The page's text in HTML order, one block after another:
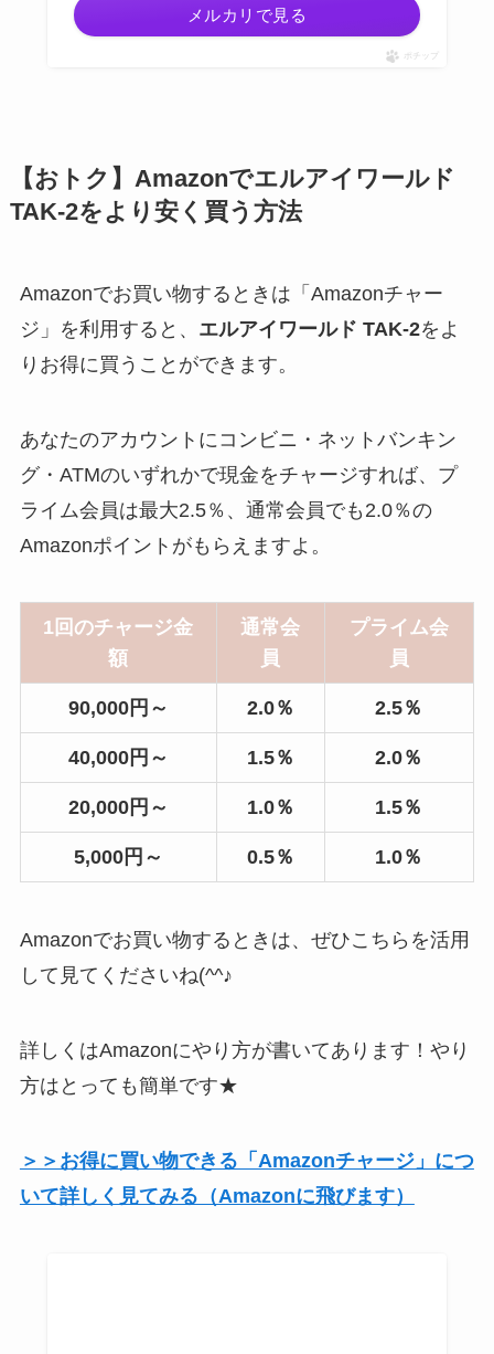
メルカリで見る
ポチップ
【おトク】Amazonでエルアイワールド
TAK-2をより安く買う方法
Amazonでお買い物するときは「Amazonチャー
ジ」を利用すると、 エルアイワールド TAK-2をよ
りお得に買うことができます。
あなたのアカウントにコンビニ・ネットバンキン
グ・ATMのいずれかで現金をチャージすれば、プ
ライム会員は最大2.5％、通常会員でも2.0％の
Amazonポイントがもらえますよ。
1回のチャージ金
額
通常会
員
プライム会
員
90,000円～ 2.0％ 2.5％
40,000円～ 1.5％ 2.0％
20,000円～ 1.0％ 1.5％
5,000円～ 0.5％ 1.0％
Amazonでお買い物するときは、ぜひこちらを活用
して見てくださいね(^^♪
詳しくはAmazonにやり方が書いてあります！やり
方はとっても簡単です★
＞＞お得に買い物できる「Amazonチャージ」につ
いて詳しく見てみる（Amazonに飛びます）